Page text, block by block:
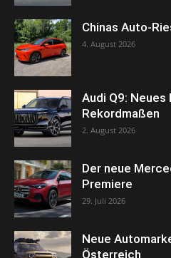
Chinas Auto-
4. August 2026
Audi Q9:
Rekordmaßen
2. August 2026
Der neue
Premiere
29. Juli 2026
Neue
Österreich